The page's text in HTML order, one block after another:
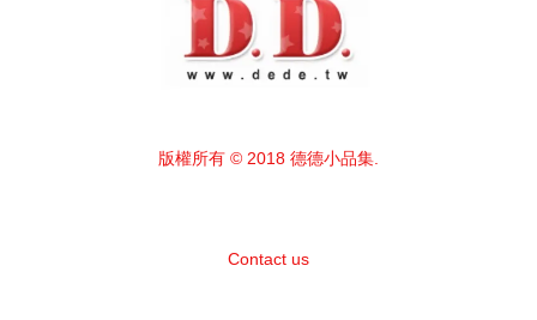
版權所有 © 2018 德德小品集.
Contact us